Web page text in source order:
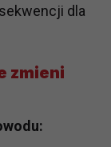
dla
zmieni